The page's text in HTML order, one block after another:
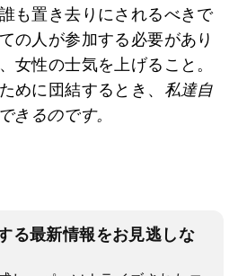
も置き去りにされるべきで
の人が参加する必要があり
女性の士気を上げること。
めに団結するとき、 私達自
きるのです。
る最新情報をお見逃しな